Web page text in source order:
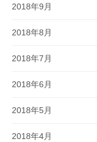
2018年9月
2018年8月
2018年7月
2018年6月
2018年5月
2018年4月